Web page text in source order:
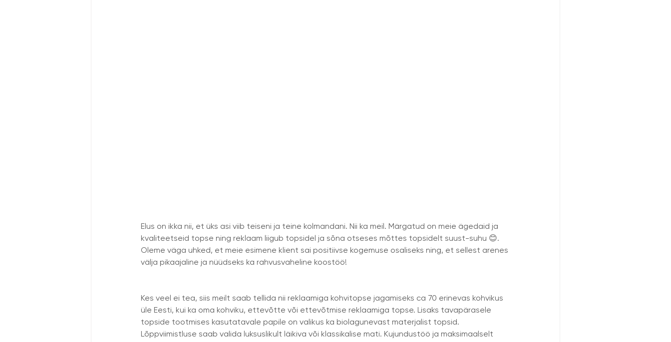
Elus on ikka nii, et üks asi viib teiseni ja teine kolmandani. Nii ka meil. Märgatud on meie ägedaid ja
kvaliteetseid topse ning reklaam liigub topsidel ja sõna otseses mõttes topsidelt suust-suhu 😊.
Oleme väga uhked, et meie esimene klient sai positiivse kogemuse osaliseks ning, et sellest arenes
välja pikaajaline ja nüüdseks ka rahvusvaheline koostöö!
Kes veel ei tea, siis meilt saab tellida nii reklaamiga kohvitopse jagamiseks ca 70 erinevas kohvikus
üle Eesti, kui ka oma kohviku, ettevõtte või ettevõtmise reklaamiga topse. Lisaks tavapärasele
topside tootmises kasutatavale papile on valikus ka biolagunevast materjalist topsid.
Lõppviimistluse saab valida luksuslikult läikiva või klassikalise mati. Kujundustöö ja maksimaalselt